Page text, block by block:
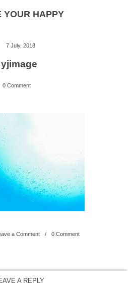
YOUR HAPPY
7 July, 2018
yjimage
0 Comment
a Comment 0 Comment
A REPLY